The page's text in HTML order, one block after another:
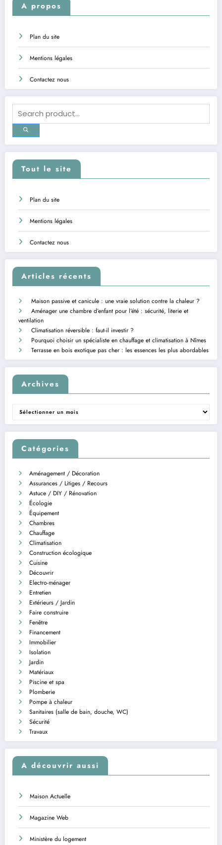
A propos
Plan du site
Mentions légales
Contactez nous
Tout le site
Plan du site
Mentions légales
Contactez nous
Articles récents
Maison passive et canicule : une vraie solution contre la chaleur ?
Aménager une chambre d’enfant pour l’été : sécurité, literie et
ventilation
Climatisation réversible : faut-il investir ?
Pourquoi choisir un spécialiste en chauffage et climatisation à Nîmes
Terrasse en bois exotique pas cher : les essences les plus abordables
Archives
Archives
Catégories
Aménagement / Décoration
Assurances / Litiges / Recours
Astuce / DIY / Rénovation
Écologie
Équipement
Chambres
Chauffage
Climatisation
Construction écologique
Cuisine
Découvrir
Electro-ménager
Entretien
Extérieurs / Jardin
Faire construire
Fenêtre
Financement
Immobilier
Isolation
Jardin
Matériaux
Piscine et spa
Plomberie
Pompe à chaleur
Sanitaires (salle de bain, douche, WC)
Sécurité
Travaux
A découvrir aussi
Maison Actuelle
Magazine Web
Ministère du logement